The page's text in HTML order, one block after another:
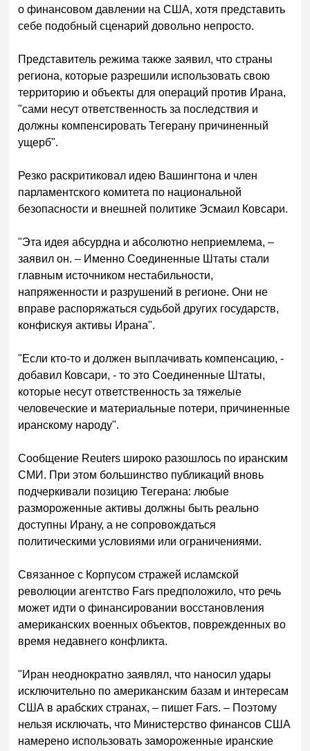
о финансовом давлении на США, хотя представить
себе подобный сценарий довольно непросто.
Представитель режима также заявил, что страны
региона, которые разрешили использовать свою
территорию и объекты для операций против Ирана,
"сами несут ответственность за последствия и
должны компенсировать Тегерану причиненный
ущерб".
Резко раскритиковал идею Вашингтона и член
парламентского комитета по национальной
безопасности и внешней политике Эсмаил Ковсари.
"Эта идея абсурдна и абсолютно неприемлема, –
заявил он. – Именно Соединенные Штаты стали
главным источником нестабильности,
напряженности и разрушений в регионе. Они не
вправе распоряжаться судьбой других государств,
конфискуя активы Ирана".
"Если кто-то и должен выплачивать компенсацию, -
добавил Ковсари, - то это Соединенные Штаты,
которые несут ответственность за тяжелые
человеческие и материальные потери, причиненные
иранскому народу".
Сообщение Reuters широко разошлось по иранским
СМИ. При этом большинство публикаций вновь
подчеркивали позицию Тегерана: любые
размороженные активы должны быть реально
доступны Ирану, а не сопровождаться
политическими условиями или ограничениями.
Связанное с Корпусом стражей исламской
революции агентство Fars предположило, что речь
может идти о финансировании восстановления
американских военных объектов, поврежденных во
время недавнего конфликта.
"Иран неоднократно заявлял, что наносил удары
исключительно по американским базам и интересам
США в арабских странах, – пишет Fars. – Поэтому
нельзя исключать, что Министерство финансов США
намерено использовать замороженные иранские